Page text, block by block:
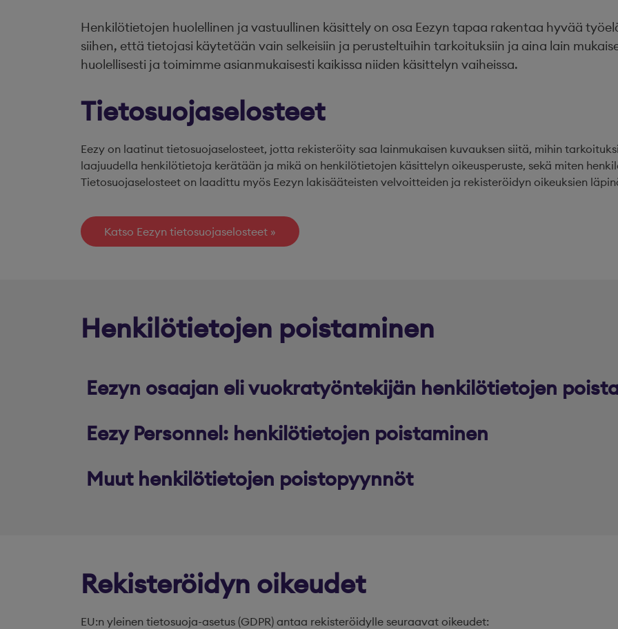
Henkilötietojen huolellinen ja vastuullinen käsittely on osa Eezyn tapaa rakentaa hyvää
siihen, että tietojasi käytetään vain selkeisiin ja perusteltuihin tarkoituksiin ja aina lain
huolellisesti ja toimimme asianmukaisesti kaikissa niiden käsittelyn vaiheissa.
Tietosuojaselosteet
Eezy on laatinut tietosuojaselosteet, jotta rekisteröity saa lainmukaisen kuvauksen siitä, mihin
laajuudella henkilötietoja kerätään ja mikä on henkilötietojen käsittelyn oikeusperuste, sekä miten
Tietosuojaselosteet on laadittu myös Eezyn lakisääteisten velvoitteiden ja rekisteröidyn oikeuksien
Katso Eezyn tietosuojaselosteet
Henkilötietojen poistaminen
Eezyn osaajan eli vuokratyöntekijän henkilötietojen
Eezy Personnel: henkilötietojen poistaminen
Muut henkilötietojen poistopyynnöt
Rekisteröidyn oikeudet
EU:n yleinen tietosuoja-asetus (GDPR) antaa rekisteröidylle seuraavat oikeudet: